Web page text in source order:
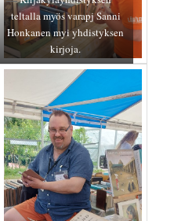
teltalla myös varapj Sanni
Honkanen myi yhdistyksen
kirjoja.